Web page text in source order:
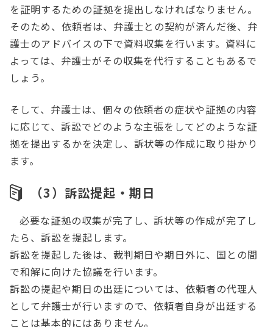
を証明するための証拠を提出しなければなりません。
そのため、依頼者は、弁護士との契約が済んだ後、弁
護士のアドバイスの下で資料収集を行います。資料に
よっては、弁護士がその収集を代行することもあるで
しょう。
そして、弁護士は、個々の依頼者の症状や証拠の内容
に応じて、訴訟でどのような主張をしてどのような証
拠を提出するかを決定し、訴状等の作成に取り掛かり
ます。
（3）訴訟提起・期日
必要な証拠の収集が完了し、訴状等の作成が完了し
たら、訴訟を提起します。
訴訟を提起した後は、裁判期日や期日外に、国との間
で和解に向けた協議を行います。
訴訟の提起や期日の出廷については、依頼者の代理人
として弁護士が行いますので、依頼者自身が出廷する
ことは基本的にはありません。